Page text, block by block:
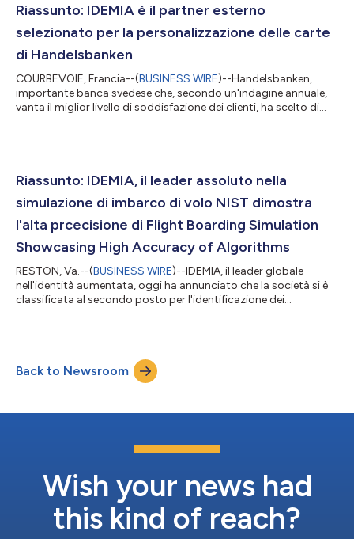
lettore e devono rinviare al testo in lingua originale, che è l'unico
Riassunto: IDEMIA è il partner esterno
selezionato per la personalizzazione delle carte
di Handelsbanken
COURBEVOIE, Francia--(BUSINESS WIRE)--Handelsbanken,
importante banca svedese che, secondo un'indagine annuale,
vanta il miglior livello di soddisfazione dei clienti, ha scelto di
con tendenze e servizi di un mercato globale in costante
personalizzazione per affrontare le sfide del futuro e restare
Riassunto: IDEMIA, il leader assoluto nella
simulazione di imbarco di volo NIST dimostra
l'alta prcecisione di Flight Boarding Simulation
Showcasing High Accuracy of Algorithms
RESTON, Va.--(BUSINESS WIRE)--IDEMIA, il leader globale
nell'identità aumentata, oggi ha annunciato che la società si è
classificata al secondo posto per l'identificazione dei
precisi, giusti e coerenti sul mercato. Il test si basa sulla
‘Identificazione per viaggi e immigrazione senza documenti
Back to Newsroom
Wish your news had
this kind of reach?